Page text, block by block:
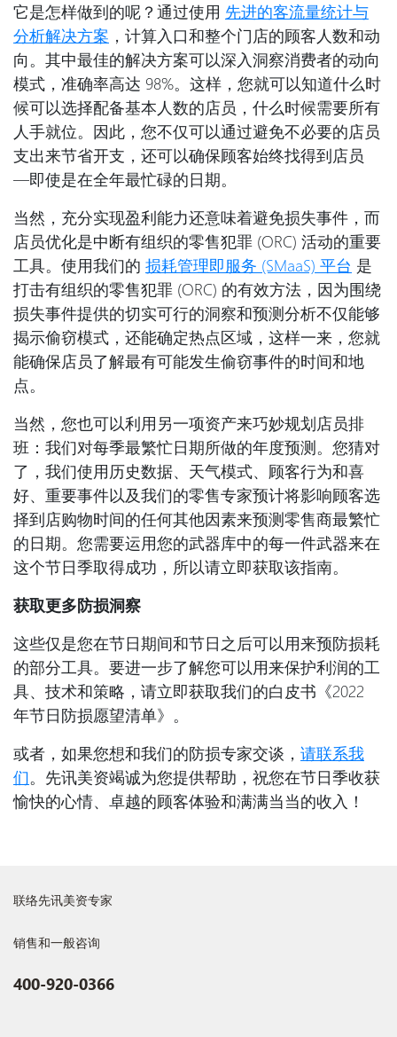
它是怎样做到的呢？通过使用 先进的客流量统计与
分析解决方案 ，计算入口和整个门店的顾客人数和动
向。其中最佳的解决方案可以深入洞察消费者的动向
模式，准确率高达 98%。这样，您就可以知道什么时
候可以选择配备基本人数的店员，什么时候需要所有
人手就位。因此，您不仅可以通过避免不必要的店员
支出来节省开支，还可以确保顾客始终找得到店员
—即使是在全年最忙碌的日期。
当然，充分实现盈利能力还意味着避免损失事件，而
店员优化是中断有组织的零售犯罪 (ORC) 活动的重要
工具。使用我们的 损耗管理即服务 (SMaaS) 平台 是
打击有组织的零售犯罪 (ORC) 的有效方法，因为围绕
损失事件提供的切实可行的洞察和预测分析不仅能够
揭示偷窃模式，还能确定热点区域，这样一来，您就
能确保店员了解最有可能发生偷窃事件的时间和地
点。
当然，您也可以利用另一项资产来巧妙规划店员排
班：我们对每季最繁忙日期所做的年度预测。您猜对
了，我们使用历史数据、天气模式、顾客行为和喜
好、重要事件以及我们的零售专家预计将影响顾客选
择到店购物时间的任何其他因素来预测零售商最繁忙
的日期。您需要运用您的武器库中的每一件武器来在
这个节日季取得成功，所以请立即获取该指南。
获取更多防损洞察
这些仅是您在节日期间和节日之后可以用来预防损耗
的部分工具。要进一步了解您可以用来保护利润的工
具、技术和策略，请立即获取我们的白皮书《2022
年节日防损愿望清单》。
或者，如果您想和我们的防损专家交谈， 请联系我
们。先讯美资竭诚为您提供帮助，祝您在节日季收获
愉快的心情、卓越的顾客体验和满满当当的收入！
联络先讯美资专家
销售和一般咨询
400-920-0366